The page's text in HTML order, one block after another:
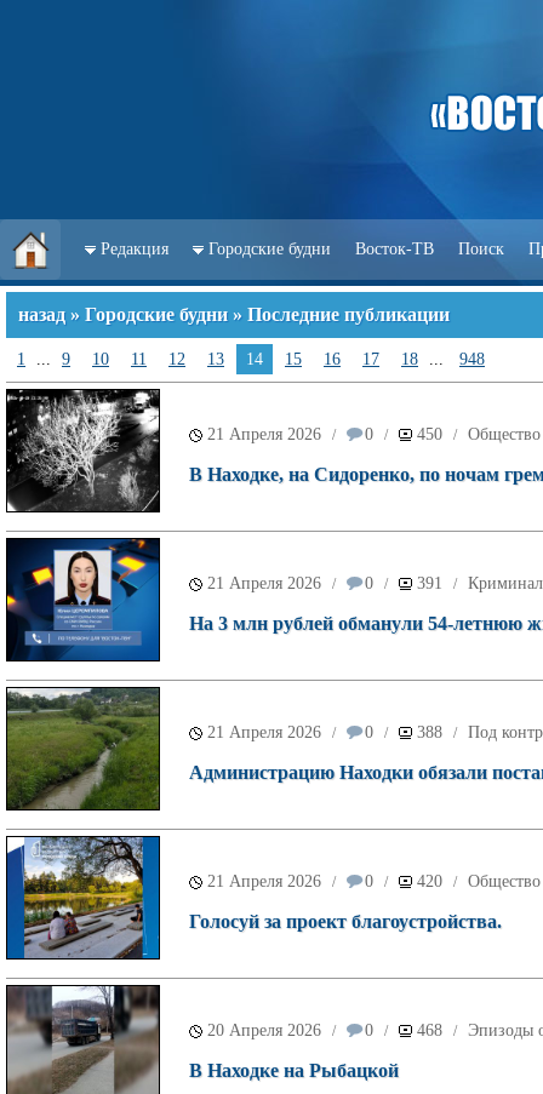
Редакция Городские будни Восток-ТВ Поиск
назад » Городские будни » Последние публикации
1 ... 9 10 11 12 13 14 15 16 17 18 ... 948
21 Апреля 2026 / 0 / 450 / Общество
В Находке, на Сидоренко, по ночам
21 Апреля 2026 / 0 / 391 / Криминал
На 3 млн рублей обманули 54-летнюю
21 Апреля 2026 / 0 / 388 / Под
Администрацию Находки обязали
21 Апреля 2026 / 0 / 420 / Общество
Голосуй за проект благоустройства.
20 Апреля 2026 / 0 / 468 / Эпизоды
В Находке на Рыбацкой